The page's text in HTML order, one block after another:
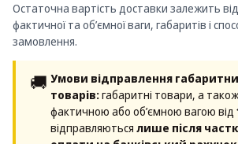
Остаточна вартість доставки залежить
фактичної та об’ємної ваги, габаритів і
замовлення.
🚚 Умови відправлення
товарів:габаритні товари, а
фактичною або об’ємною вагою від
відправляються лише після